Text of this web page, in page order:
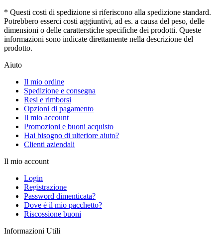
* Questi costi di spedizione si riferiscono alla spedizione standard.
Potrebbero esserci costi aggiuntivi, ad es. a causa del peso, delle
dimensioni o delle caratterstiche specifiche dei prodotti. Queste
informazioni sono indicate direttamente nella descrizione del
prodotto.
Aiuto
Il mio ordine
Spedizione e consegna
Resi e rimborsi
Opzioni di pagamento
Il mio account
Promozioni e buoni acquisto
Hai bisogno di ulteriore aiuto?
Clienti aziendali
Il mio account
Login
Registrazione
Password dimenticata?
Dove è il mio pacchetto?
Riscossione buoni
Informazioni Utili